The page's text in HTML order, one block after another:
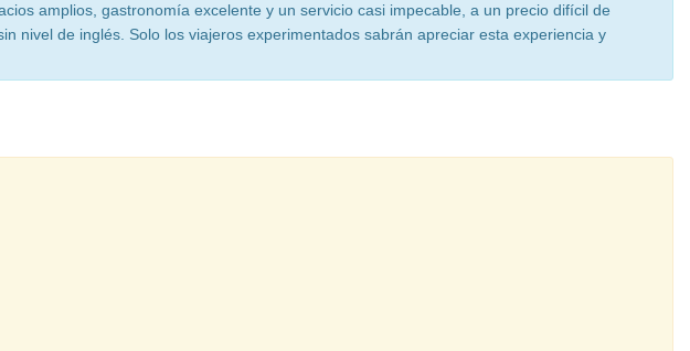
amplios, gastronomía excelente y un servicio casi impecable, a un precio difícil de
nivel de inglés. Solo los viajeros experimentados sabrán apreciar esta experiencia y